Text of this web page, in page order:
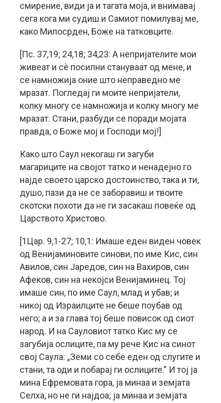
смирение, види ја и тагата моја, и внимавај
сега кога ми судиш и Самиот помилувај ме,
како Милосрден, Боже на татковците.
[Пс. 37,19; 24,18; 34,23: А непријателите мои
живеат и сè посилни стануваат од мене, и
се намножија оние што неправедно ме
мразат. Погледај ги моите непријатели,
колку многу се намножија и колку многу ме
мразат. Стани, разбуди се поради мојата
правда, о Боже мој и Господи мој!]
Како што Саул некогаш ги загуби
магариците на својот татко и ненадејно го
најде своето царско достоинство, така и ти,
душо, пази да не се заборавиш и твоите
скотски похоти да не ги засакаш повеќе од
Царството Христово.
[1Цар. 9,1-27; 10,1: Имаше еден виден човек
од Венијаминовите синови, по име Кис, син
Авилов, син Јаредов, син на Вахиров, син
Афеков, син на некојси Венијаминец. Тој
имаше син, по име Саул, млад и убав; и
никој од Израилците не беше поубав од
него; а и за глава тој беше повисок од сиот
народ. И на Сауловиот татко Кис му се
загубија ослиците, па му рече Кис на синот
свој Саула: „Земи со себе еден од слугите и
стани, та оди и побарај ги ослиците.” И тој ја
мина Ефремовата гора, ја минаа и земјата
Селха, но не ги најдоа; ја минаа и земјата